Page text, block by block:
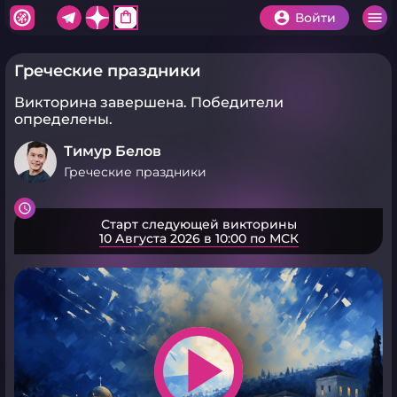
shopping_bag Войти
Греческие праздники
Викторина завершена. Победители
определены.
Тимур Белов
Греческие праздники
Старт следующей викторины
10 Августа 2026 в 10:00 по МСК
play_arrow